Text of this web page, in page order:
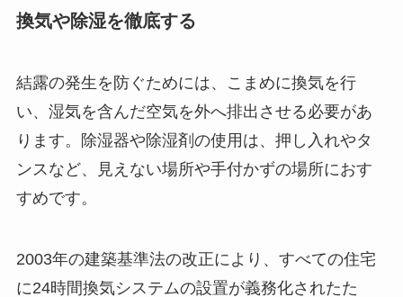
換気や除湿を徹底する
結露の発生を防ぐためには、こまめに換気を行
い、湿気を含んだ空気を外へ排出させる必要があ
ります。除湿器や除湿剤の使用は、押し入れやタ
ンスなど、見えない場所や手付かずの場所におす
すめです。
2003年の建築基準法の改正により、すべての住宅
に24時間換気システムの設置が義務化されたた